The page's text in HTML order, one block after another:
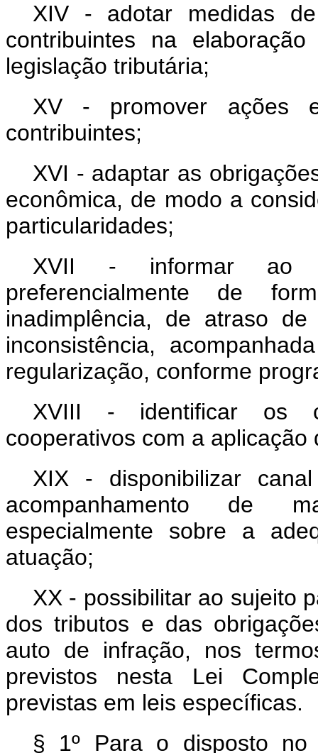
XIV - adotar medidas
contribuintes na
legislação tributária;
XV - promover ações
contribuintes;
XVI - adaptar as
econômica, de modo a
particularidades;
XVII - informar ao
preferencialmente de
inadimplência, de atraso
inconsistência,
regularização, conforme
XVIII - identificar os
cooperativos com a
XIX - disponibilizar
acompanhamento de
especialmente sobre a
atuação;
XX - possibilitar ao sujeito
dos tributos e das
auto de infração, nos
previstos nesta Lei
previstas em leis específicas.
§ 1º Para o disposto